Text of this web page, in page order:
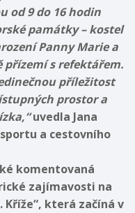
od 9 do 16 hodin
památky – kostel
Panny Marie a
s refektářem.
příležitost
prostor a
uvedla Jana
a cestovního
komentovaná
zajímavosti na
která začíná v